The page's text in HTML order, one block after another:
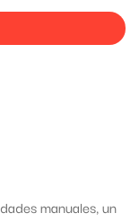
manuales, un